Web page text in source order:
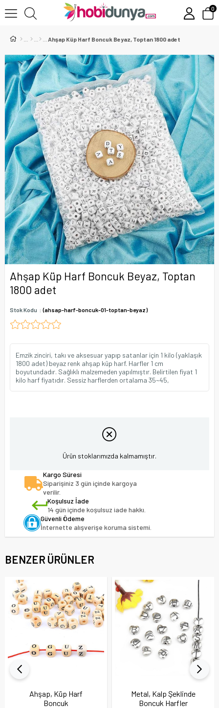
0
Ahşap Küp Harf Boncuk Beyaz, Toptan 1800 adet
Ahşap Küp Harf Boncuk Beyaz, Toptan
1800 adet
Stok Kodu (ahsap-harf-boncuk-01-toptan-beyaz)
Emzik zinciri, takı ve aksesuar yapıp satanlar için 1 kilo (yaklaşık
1800 adet) beyaz renk ahşap küp harf. Harfler 1 cm
boyutundadır. Sağlıklı malzemeden yapılmıştır. Belirtilen fiyat 1
kilo harf fiyatıdır. Sessiz harflerden ortalama 35~45,
Ürün stoklarımızda kalmamıştır.
Kargo Süresi
Siparişiniz 3 gün içinde kargoya
verilir.
Koşulsuz İade
14 gün içinde koşulsuz iade hakkı.
Güvenli Ödeme
İnternette alışverişe koruma sistemi.
BENZER ÜRÜNLER
Ahşap, Küp Harf
Boncuk
Metal, Kalp Şeklinde
Boncuk Harfler